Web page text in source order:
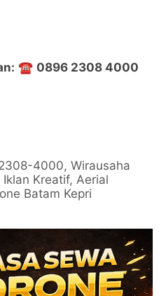
☎️ 0896 2308 4000
4000, Wirausaha
Kreatif, Aerial
Batam Kepri